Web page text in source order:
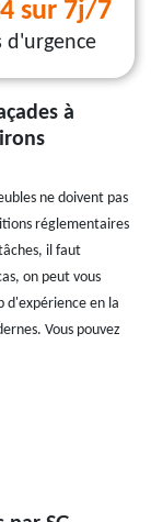
sur 7j/7
d'urgence
à
ne doivent pas
réglementaires
il faut
on peut vous
d'expérience en la
Vous pouvez